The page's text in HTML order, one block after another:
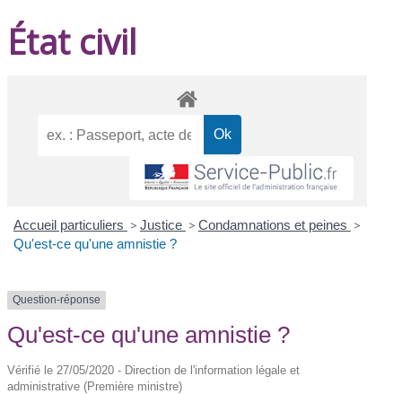
État civil
Accueil particuliers > Justice > Condamnations et peines >
Qu'est-ce qu'une amnistie ?
Question-réponse
Qu'est-ce qu'une amnistie ?
Vérifié le 27/05/2020 - Direction de l'information légale et
administrative (Première ministre)